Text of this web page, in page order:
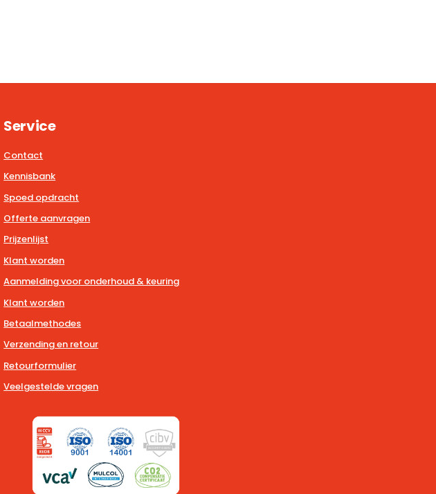
Service
Contact
Kennisbank
Spoed opdracht
Offerte aanvragen
Prijzenlijst
Klant worden
Aanmelding voor onderhoud & keuring
Klant worden
Betaalmethodes
Verzending en retour
Retourformulier
Veelgestelde vragen